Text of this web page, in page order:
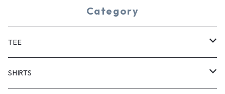
Category
TEE
SHORT SLEEVE
SHIRTS